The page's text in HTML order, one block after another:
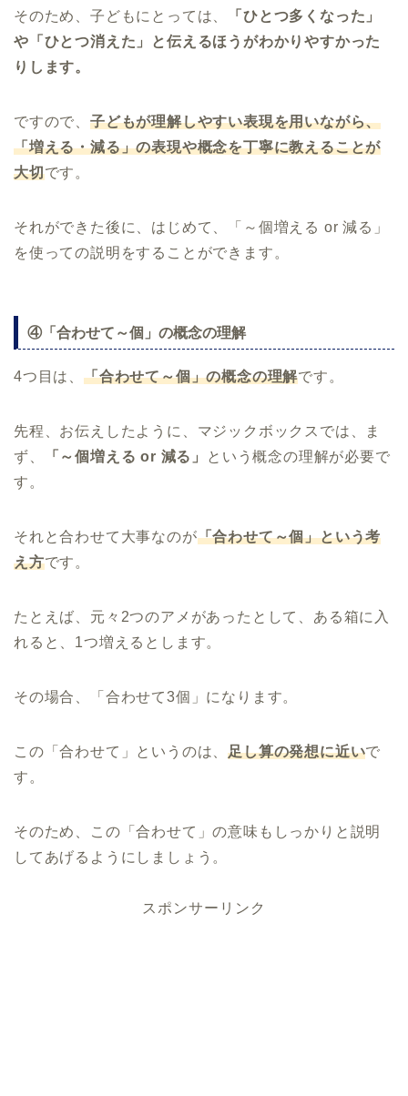
そのため、子どもにとっては、
「ひとつ多くなった」
や「ひとつ消えた」と伝えるほうがわかりやすかった
りします。
ですので、 子どもが理解しやすい表現を用いながら、
「増える・減る」の表現や概念を丁寧に教えることが
大切です。
それができた後に、はじめて、「～個増える or 減る」
を使っての説明をすることができます。
④「合わせて～個」の概念の理解
4つ目は、 「合わせて～個」の概念の理解です。
先程、お伝えしたように、マジックボックスでは、ま
ず、
「～個増える or 減る」
という概念の理解が必要で
す。
それと合わせて大事なのが「合わせて～個」という考
え方です。
たとえば、元々2つのアメがあったとして、ある箱に入
れると、1つ増えるとします。
その場合、「合わせて3個」になります。
この「合わせて」というのは、足し算の発想に近いで
す。
そのため、この「合わせて」の意味もしっかりと説明
してあげるようにしましょう。
スポンサーリンク